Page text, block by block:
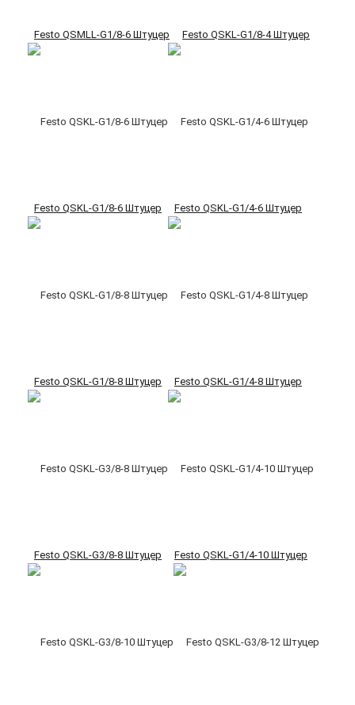
Festo QSMLL-G1/8-6 Штуцер Festo QSKL-G1/8-4 Штуцер
Festo QSKL-G1/8-6 Штуцер Festo QSKL-G1/4-6 Штуцер
Festo QSKL-G1/8-8 Штуцер Festo QSKL-G1/4-8 Штуцер
Festo QSKL-G3/8-8 Штуцер Festo QSKL-G1/4-10 Штуцер